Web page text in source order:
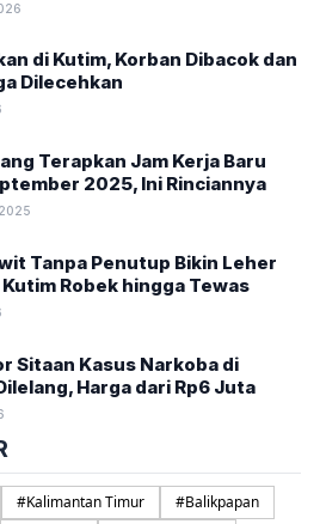
di Kutim, Korban Dibacok dan
Dilecehkan
Terapkan Jam Kerja Baru
2025, Ini Rinciannya
Tanpa Penutup Bikin Leher
Kutim Robek hingga Tewas
Sitaan Kasus Narkoba di
Harga dari Rp6 Juta
#Kalimantan Timur #Balikpapan